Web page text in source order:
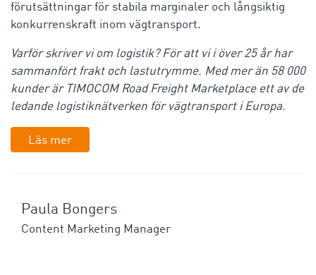
förutsättningar för stabila marginaler och långsiktig
konkurrenskraft inom vägtransport.
Varför skriver vi om logistik? För att vi i över 25 år har
sammanfört frakt och lastutrymme. Med mer än 58 000
kunder är TIMOCOM Road Freight Marketplace ett av de
ledande logistiknätverken för vägtransport i Europa.
Läs mer
Paula Bongers
Content Marketing Manager